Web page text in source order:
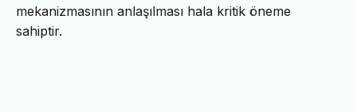
mekanizmasının anlaşılması hala kritik öneme
sahiptir.